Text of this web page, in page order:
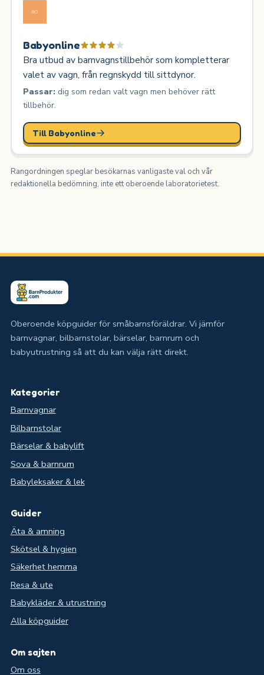
Babyonline
Bra utbud av barnvagnstillbehör som kompletterar
valet av vagn, från regnskydd till sittdynor.
Passar:dig som redan valt vagn men behöver rätt
tillbehör.
Till Babyonline
Rangordningen speglar besökarnas vanligaste val och vår
redaktionella bedömning, inte ett oberoende laboratorietest.
Oberoende köpguider för småbarnsföräldrar. Vi jämför
barnvagnar, bilbarnstolar, bärselar, barnrum och
babyutrustning så att du kan välja rätt direkt.
Kategorier
Barnvagnar
Bilbarnstolar
Bärselar & babylift
Sova & barnrum
Babyleksaker & lek
Guider
Äta & amning
Skötsel & hygien
Säkerhet hemma
Resa & ute
Babykläder & utrustning
Alla köpguider
Om sajten
Om oss